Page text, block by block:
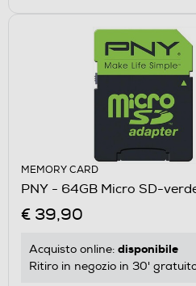
MEMORY CARD
PNY - 64GB Micro SD-
€ 39,90
Acquisto online: disponibile
Ritiro in negozio in 30'